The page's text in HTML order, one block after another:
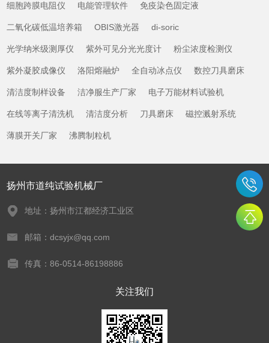
细胞跨膜电阻仪 电能管理软件 免疫染色固定液
二氧化碳低温培养箱 OBIS激光器 di-soric
光学纳米级测厚仪 紫外可见分光光度计 粉尘浓度检测仪
紫外凝胶成像仪 洛阳熔融炉 全自动冰点仪 数控刀具磨床
清洁度制样设备 洁净服生产厂家 电子万能材料试验机
在线等离子清洗机 清洁度分析 刀具磨床 磁控溅射系统
薄膜开关厂家 沸腾制粒机
扬州市道纯试验机械厂
地址：扬州市江都经济工业区
邮箱：dcsyjx@qq.com
传真：86-0514-86198886
关注我们